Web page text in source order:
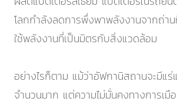
โลกกำลังลดการพึ่งพาพลังงานจากถ่า
ใช้พลังงานที่เป็นมิตรกับสิ่งแวดล้อม
อย่างไรก็ตาม แม้ว่าอัฟกานิสถานจะมีแร่
จำนวนมาก แต่ความไม่มั่นคงทางการเ